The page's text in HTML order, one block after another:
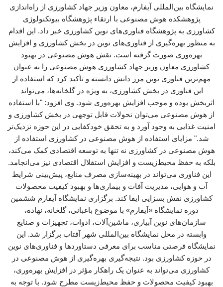
نمایشگاه بین‌المللی آیفارم، معاون وزیر جهاد کشاورزی از راه‌اندازی
پژوهشکده هوش مصنوعی با ارتقاء پژوهشگاه بیوتکنولوژی
کشاورزی به پژوهشگاه فناوری‌های نوین کشاورزی خبر داد. این اقدام
به منظور بهره‌گیری از فناوری‌های نوین در بخش کشاورزی و افزایش
بهره‌وری صورت گرفته است. نقش هوش مصنوعی در بهبود
کشاورزی معاون وزیر جهاد کشاورزی هوش مصنوعی را به عنوان
مهم‌ترین فناوری نوین مرز دانش دانسته و تأکید کرد که استفاده از
این فناوری در بخش کشاورزی، به ویژه در گلخانه‌ها، می‌تواند
اثربخش بوده و موجب افزایش بهره‌وری شود. وی افزود: "با استفاده
از هوش مصنوعی می‌توان تحولات قابل توجهی در بخش کشاورزی و
امنیت غذایی به وجود آورد و به تحقق خودکفایی در این حوزه نزدیک‌تر
شد." مزایای استفاده از هوش مصنوعی در کشاورزی استفاده از
هوش مصنوعی در کشاورزی نه تنها به توسعه اقتصادی کمک می‌کند،
بلکه به حفظ محیط‌زیست و افزایش استقلال اقتصادی نیز می‌انجامد.
این فناوری می‌تواند در بهینه‌سازی مصرف منابع، پیش‌بینی شرایط
آب و هوایی، مدیریت آفات و بیماری‌ها و بهبود کیفیت محصولات
کشاورزی نقش بسزایی ایفا کند. برگزاری نمایشگاه آیفارم ششمین
دوره نمایشگاه «آیفارم» با موضوع باغبانی، گلخانه، نهاده،
سازمان‌های نوین آبیاری، ماشین‌آلات، ادوات، تجهیزات و صنایع
وابسته در محل نمایشگاه بین‌المللی شهر آفتاب برگزار شد. این
نمایشگاه فرصتی مناسب برای معرفی دستاوردها و فناوری‌های نوین
در حوزه کشاورزی بود. نتیجه‌گیری بهره‌گیری از هوش مصنوعی در
کشاورزی می‌تواند به عنوان یک راهکار مؤثر در افزایش بهره‌وری،
بهبود کیفیت محصولات و حفظ محیط‌زیست مطرح شود. با توجه به